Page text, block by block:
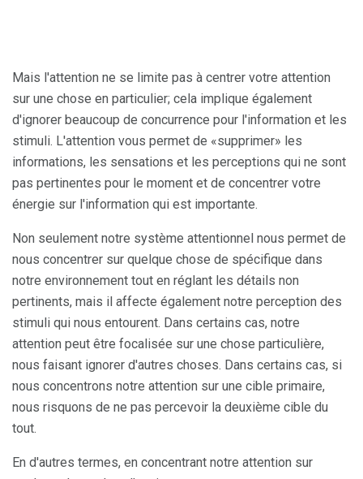
Mais l'attention ne se limite pas à centrer votre attention
sur une chose en particulier; cela implique également
d'ignorer beaucoup de concurrence pour l'information et les
stimuli. L'attention vous permet de «supprimer» les
informations, les sensations et les perceptions qui ne sont
pas pertinentes pour le moment et de concentrer votre
énergie sur l'information qui est importante.
Non seulement notre système attentionnel nous permet de
nous concentrer sur quelque chose de spécifique dans
notre environnement tout en réglant les détails non
pertinents, mais il affecte également notre perception des
stimuli qui nous entourent. Dans certains cas, notre
attention peut être focalisée sur une chose particulière,
nous faisant ignorer d'autres choses. Dans certains cas, si
nous concentrons notre attention sur une cible primaire,
nous risquons de ne pas percevoir la deuxième cible du
tout.
En d'autres termes, en concentrant notre attention sur